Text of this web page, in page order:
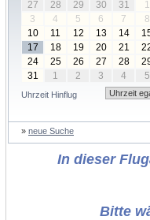
27 28 29 30 31 1
3
4 5 6 7 8
10
11 12 13 14
17
18 19 20 21
24
25 26 27 28
31
1 2 3 4 5
Uhrzeit Hinflug
» neue Suche
In dieser
Bitte